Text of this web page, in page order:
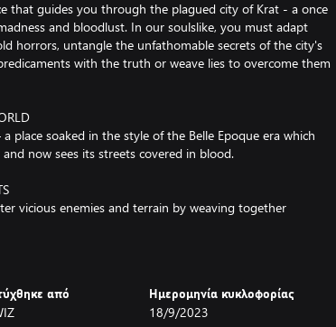
that guides you through the plagued city of Krat - a once
and bloodlust. In our soulslike, you must adapt
horrors, untangle the unfathomable secrets of the city's
with the truth or weave lies to overcome them
place soaked in the style of the Belle Epoque era which
now sees its streets covered in blood.
vicious enemies and terrain by weaving together
choose to tell the truth.
από Ημερομηνία κυκλοφορίας
18/9/2023